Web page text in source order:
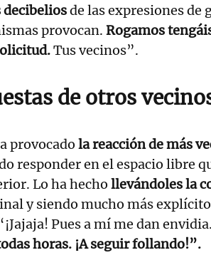
decibeliosde las expresiones de
provocan. Rogamos
Tus vecinos”.
de otros
provocado la reacción de más
responder en el espacio libre
Lo ha hecho llevándoles la
y siendo mucho más
Pues a mí me dan envidia.
horas. ¡A seguir follando!”.